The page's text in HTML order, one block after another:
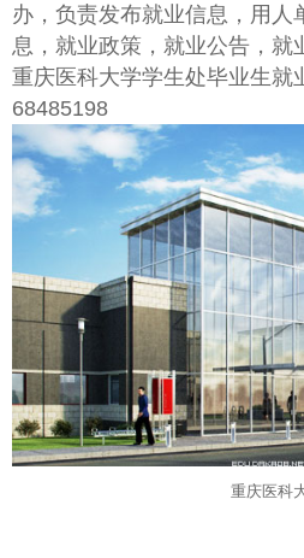
办，负责发布就业信息，用人
息，就业政策，就业公告，就
重庆医科大学学生处毕业生就
68485198
重庆医科